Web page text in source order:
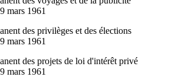
mars 1961
des privilèges et des élections
mars 1961
des projets de loi d'intérêt privé
mars 1961